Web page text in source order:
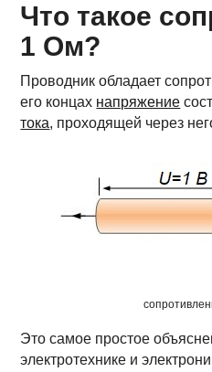
Что такое
1 Ом?
Проводник обладает
его концах напряжение
тока, проходящей через
Это самое простое
электротехнике и